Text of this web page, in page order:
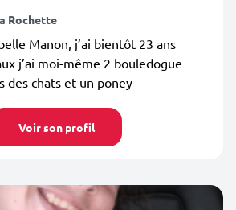
Rochette
Manon, j’ai bientôt 23 ans
j’ai moi-même 2 bouledogue
des chats et un poney
Voir son profil